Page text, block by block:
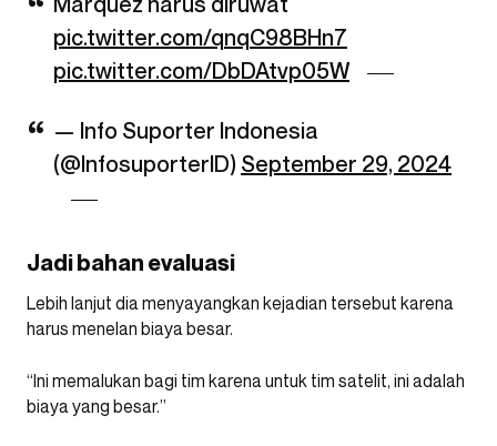
pic.twitter.com/qnqC98BHn7
pic.twitter.com/DbDAtvp05W
— Info Suporter Indonesia
(@InfosuporterID) September 29, 2024
Jadi bahan evaluasi
Lebih lanjut dia menyayangkan kejadian tersebut karena
harus menelan biaya besar.
“Ini memalukan bagi tim karena untuk tim satelit, ini adalah
biaya yang besar.”